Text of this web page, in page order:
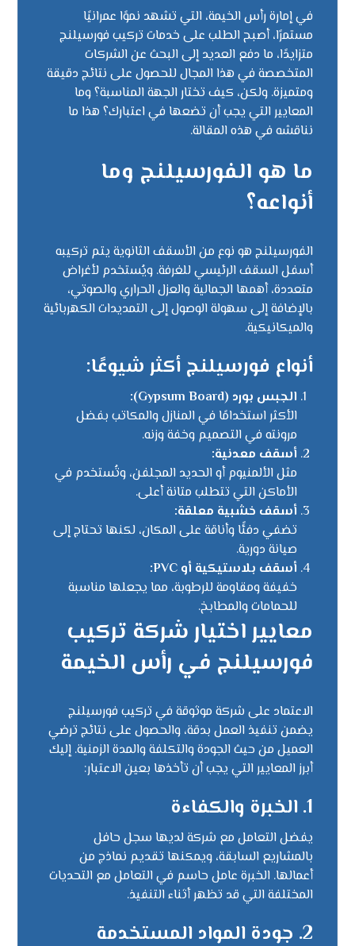
في إمارة رأس الخيمة، التي تشهد نموًا عمرانيًا
مستمرًا، أصبح الطلب على خدمات تركيب فورسيلنج
متزايدًا، ما دفع العديد إلى البحث عن الشركات
المتخصصة في هذا المجال للحصول على نتائج دقيقة
ومتميزة. ولكن، كيف تختار الجهة المناسبة؟ وما
المعايير التي يجب أن تضعها في اعتبارك؟ هذا ما
نناقشه في هذه المقالة.
ما هو الفورسيلنج وما
أنواعه؟
الفورسيلنج هو نوع من الأسقف الثانوية يتم تركيبه
أسفل السقف الرئيسي للغرفة. ويُستخدم لأغراض
متعددة، أهمها الجمالية والعزل الحراري والصوتي،
بالإضافة إلى سهولة الوصول إلى التمديدات الكهربائية
والميكانيكية.
أنواع فورسيلنج أكثر شيوعًا:
الجبس بورد (Gypsum Board):
الأكثر استخدامًا في المنازل والمكاتب بفضل
مرونته في التصميم وخفة وزنه.
أسقف معدنية:
مثل الألمنيوم أو الحديد المجلفن، وتُستخدم في
الأماكن التي تتطلب متانة أعلى.
أسقف خشبية معلقة:
تضفي دفئًا وأناقة على المكان، لكنها تحتاج إلى
صيانة دورية.
أسقف بلاستيكية أو PVC:
خفيفة ومقاومة للرطوبة، مما يجعلها مناسبة
للحمامات والمطابخ.
معايير اختيار شركة تركيب
فورسيلنج في رأس الخيمة
الاعتماد على شركة موثوقة في تركيب فورسيلنج
يضمن تنفيذ العمل بدقة، والحصول على نتائج ترضي
العميل من حيث الجودة والتكلفة والمدة الزمنية. إليك
أبرز المعايير التي يجب أن تأخذها بعين الاعتبار:
1. الخبرة والكفاءة
يفضل التعامل مع شركة لديها سجل حافل
بالمشاريع السابقة، ويمكنها تقديم نماذج من
أعمالها. الخبرة عامل حاسم في التعامل مع التحديات
المختلفة التي قد تظهر أثناء التنفيذ.
2. جودة المواد المستخدمة